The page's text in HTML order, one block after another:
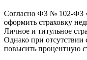
Согласно ФЗ № 102-ФЗ
оформить страховку
Личное и титульное
Однако при отсутствии
повысить процентную